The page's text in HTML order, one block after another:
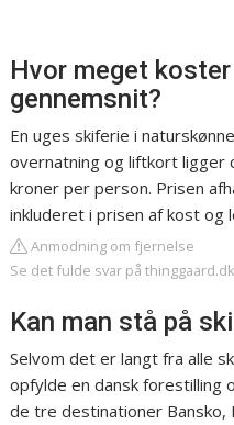
Hvor meget
gennemsnit?
En uges skiferie i
overnatning og liftkort ligger
kroner per person. Prisen
inkluderet i prisen af kost og
Anmodning om fjernelse
Se det fulde svar på thinggaard.dk
Kan man stå på
Selvom det er langt fra alle
opfylde en dansk forestilling
de tre destinationer